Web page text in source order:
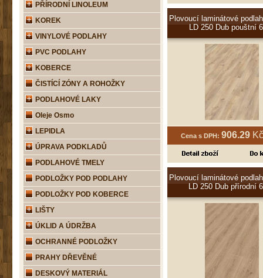
Plovoucí laminátové
LD 250 Dub pouštní
Cena s DPH: 906.29
Plovoucí laminátové
LD 250 Dub přírodní
PŘÍRODNÍ LINOLEUM
KOREK
VINYLOVÉ PODLAHY
PVC PODLAHY
KOBERCE
ČISTÍCÍ ZÓNY A ROHOŽKY
PODLAHOVÉ LAKY
Oleje Osmo
LEPIDLA
ÚPRAVA PODKLADŮ
PODLAHOVÉ TMELY
PODLOŽKY POD PODLAHY
PODLOŽKY POD KOBERCE
LIŠTY
ÚKLID A ÚDRŽBA
OCHRANNÉ PODLOŽKY
PRAHY DŘEVĚNÉ
DESKOVÝ MATERIÁL